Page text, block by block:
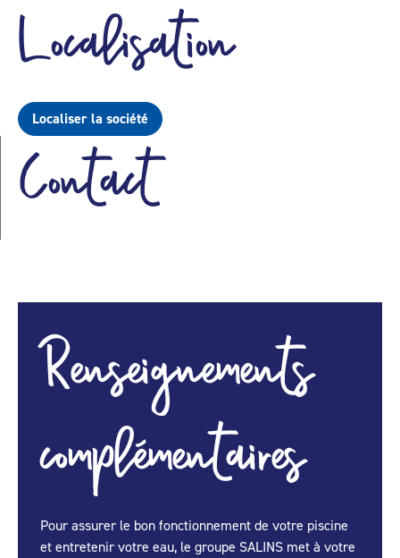
Localisation
Localiser la société
Contact
Renseignements
complémentaires
Pour assurer le bon fonctionnement de votre piscine
et entretenir votre eau, le groupe SALINS met à votre